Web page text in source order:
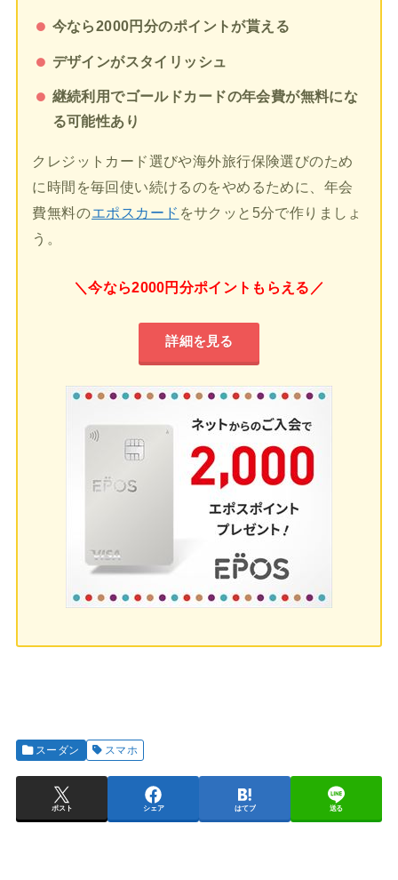
今なら2000円分のポイントが貰える
デザインがスタイリッシュ
継続利用でゴールドカードの年会費が無料にな
る可能性あり
クレジットカード選びや海外旅行保険選びのため
に時間を毎回使い続けるのをやめるために、年会
費無料のエポスカード をサクッと5分で作りましょ
う。
＼今なら2000円分ポイントもらえる／
詳細を見る
スーダン スマホ
ポスト シェア はてブ 送る